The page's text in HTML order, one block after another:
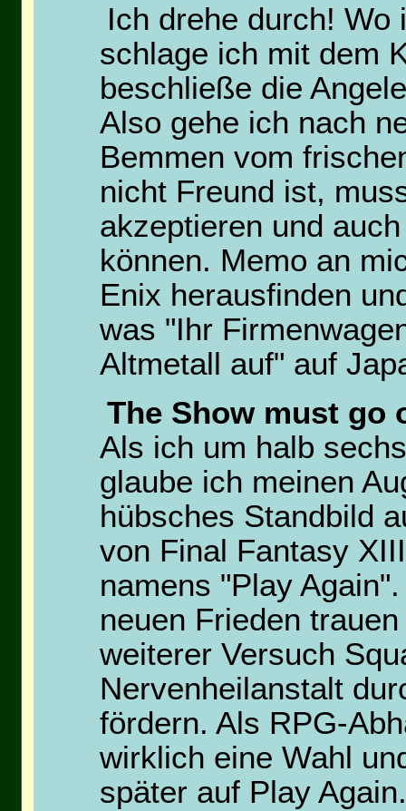
Ich drehe durch! Wo
schlage ich mit dem
beschließe die
Also gehe ich nach
Bemmen vom
nicht Freund ist,
akzeptieren und
können. Memo an
Enix herausfinden
was "Ihr
Altmetall auf" auf
The Show must go
Als ich um halb
glaube ich meinen
hübsches Standbild
von Final Fantasy
namens "Play
neuen Frieden
weiterer Versuch
Nervenheilanstalt
fördern. Als RPG-
wirklich eine Wahl
später auf Play Again.